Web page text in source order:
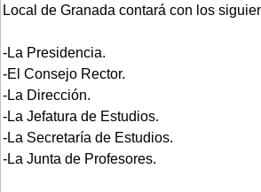
Local de Granada contará con los
-La Presidencia.
-El Consejo Rector.
-La Dirección.
-La Jefatura de Estudios.
-La Secretaría de Estudios.
-La Junta de Profesores.